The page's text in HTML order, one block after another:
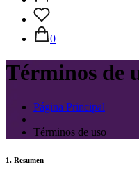
0
Términos de
Página Principal
Términos de uso
1. Resumen